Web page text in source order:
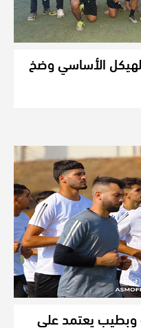
الأساسي وضخ
يعتمد على